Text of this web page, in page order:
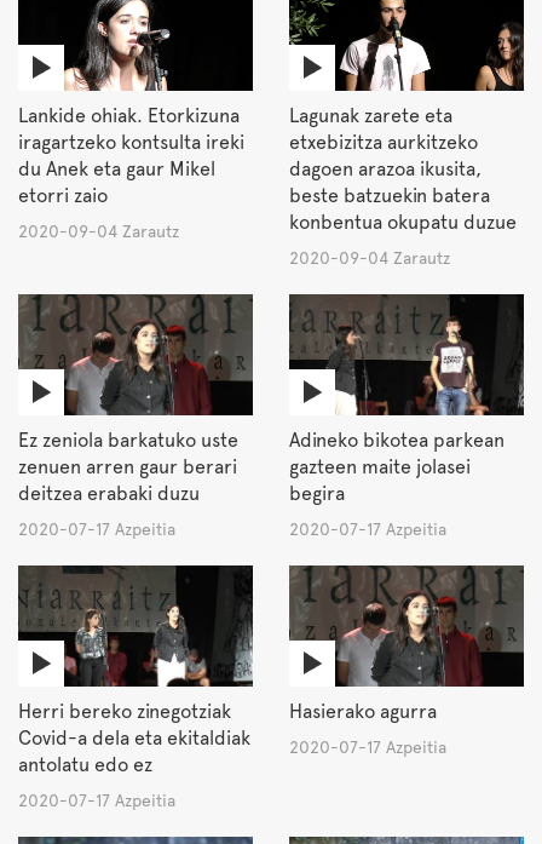
Lankide ohiak. Etorkizuna
iragartzeko kontsulta ireki
du Anek eta gaur Mikel
etorri zaio
2020-09-04 Zarautz
Lagunak zarete eta
etxebizitza aurkitzeko
dagoen arazoa ikusita,
beste batzuekin batera
konbentua okupatu duzue
2020-09-04 Zarautz
Ez zeniola barkatuko uste
zenuen arren gaur berari
deitzea erabaki duzu
2020-07-17 Azpeitia
Adineko bikotea parkean
gazteen maite jolasei
begira
2020-07-17 Azpeitia
Herri bereko zinegotziak
Covid-a dela eta ekitaldiak
antolatu edo ez
2020-07-17 Azpeitia
Hasierako agurra
2020-07-17 Azpeitia